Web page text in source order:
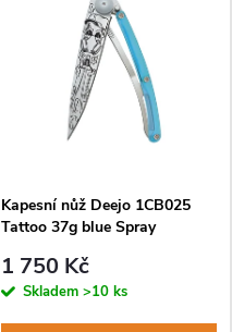
Kapesní nůž Deejo 1CB025
Tattoo 37g blue Spray
1 750 Kč
Skladem >10 ks